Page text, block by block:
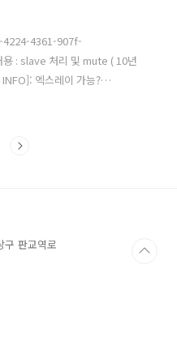
4224-4361-907f-
: slave 처리 및 mute ( 10년
엑스레이 가능?
WARN]: HELP_ME_E
on this server [14:59:43
판교역로